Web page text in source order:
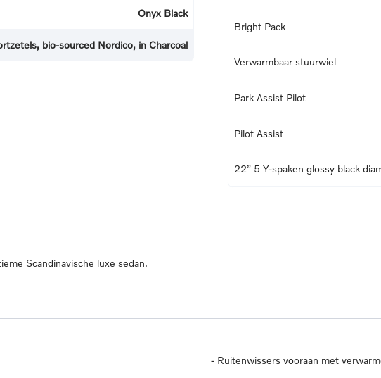
Onyx Black
bio-sourced Nordico, in Charcoal
Bright Pack
Verwarmbaar stuurwiel
Park Assist Pilot
Pilot Assist
22” 5 Y-spaken glossy black
Scandinavische luxe sedan.
- Ruitenwissers vooraan met